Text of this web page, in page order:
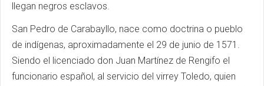
llegan negros esclavos.
San Pedro de Carabayllo, nace como doctrina o pueblo
de indígenas, aproximadamente el 29 de junio de 1571.
Siendo el licenciado don Juan Martínez de Rengifo el
funcionario español, al servicio del virrey Toledo, quien